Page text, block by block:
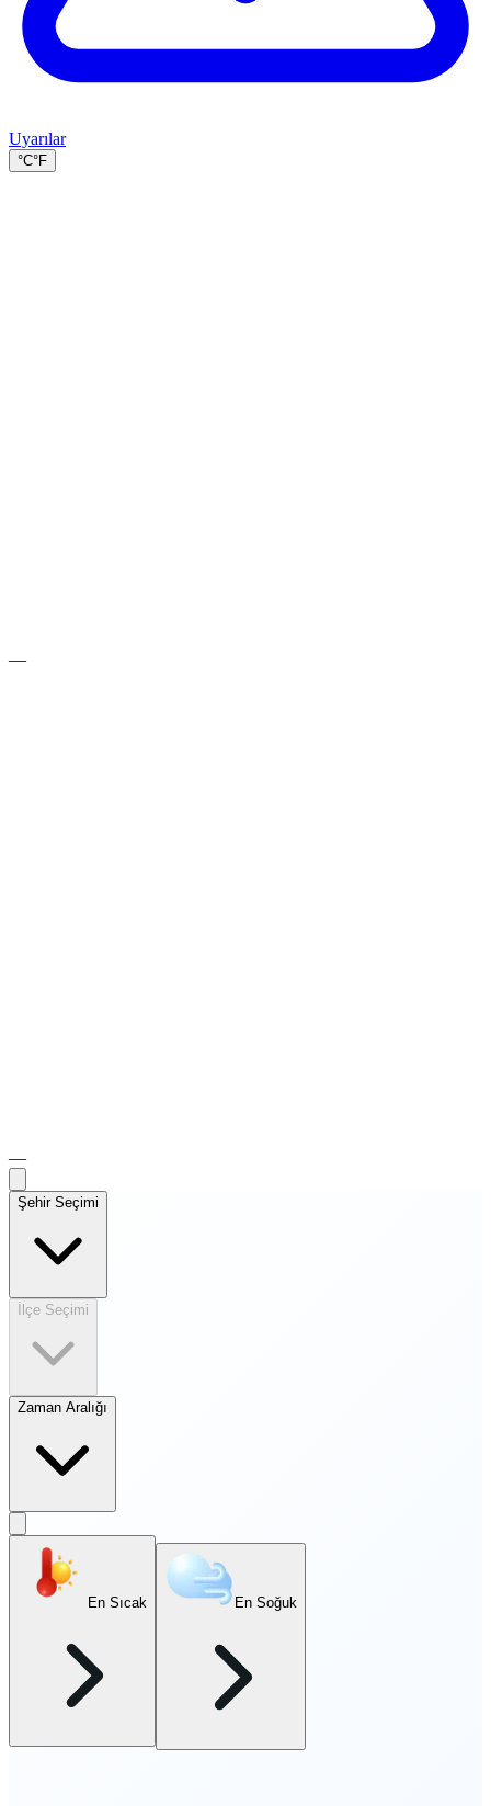
Uyarılar
°C°F
—
—
Şehir Seçimi
İlçe Seçimi
Zaman Aralığı
En Sıcak En Soğuk